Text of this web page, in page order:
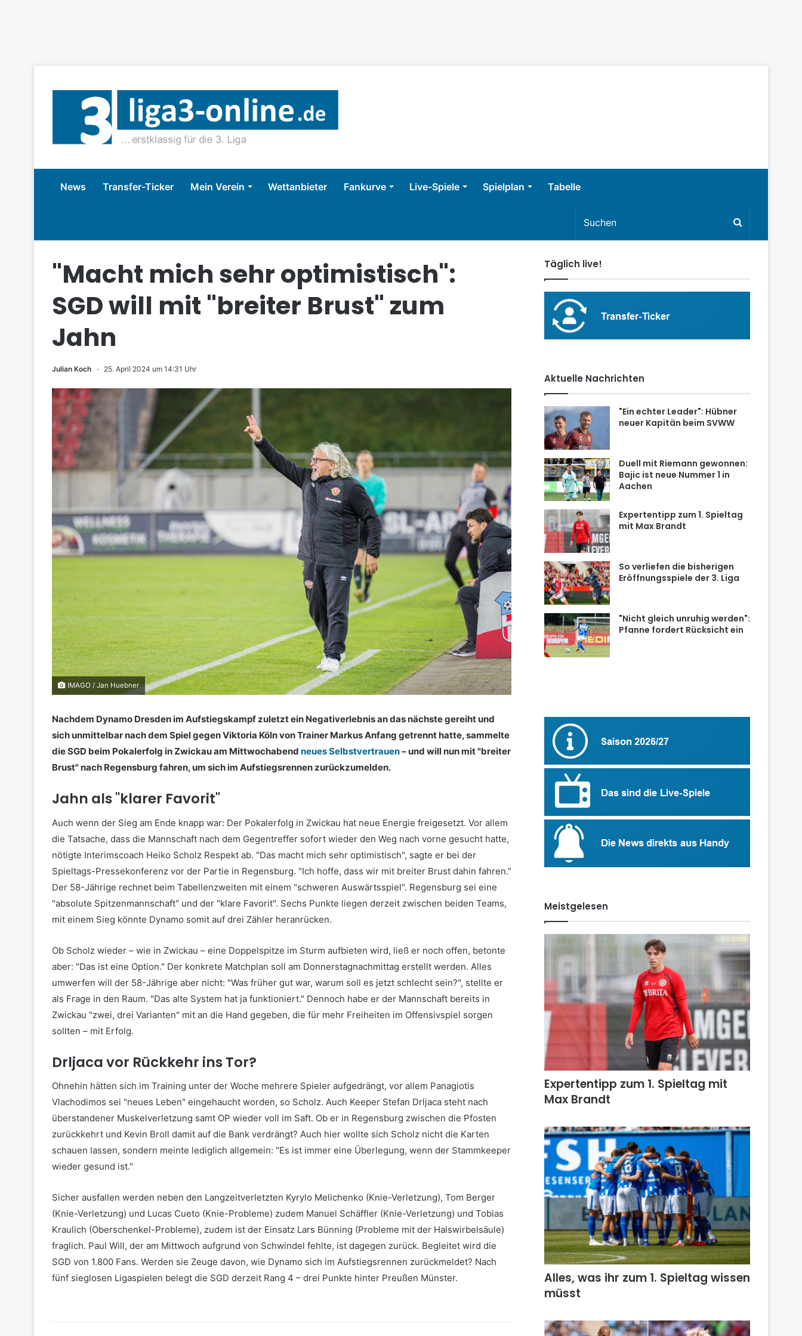
News Transfer-Ticker Mein Verein Wettanbieter Fankurve Live-Spiele Spielplan Tabelle
"Macht mich sehr optimistisch":
SGD will mit "breiter Brust" zum
Jahn
Julian Koch 25. April 2024 um 14:31 Uhr
IMAGO / Jan Huebner
Nachdem Dynamo Dresden im Aufstiegskampf zuletzt ein Negativerlebnis an das nächste gereiht und
sich unmittelbar nach dem Spiel gegen Viktoria Köln von Trainer Markus Anfang getrennt hatte, sammelte
die SGD beim Pokalerfolg in Zwickau am Mittwochabend neues Selbstvertrauen– und will nun mit "breiter
Brust" nach Regensburg fahren, um sich im Aufstiegsrennen zurückzumelden.
Jahn als "klarer Favorit"
Auch wenn der Sieg am Ende knapp war: Der Pokalerfolg in Zwickau hat neue Energie freigesetzt. Vor allem
die Tatsache, dass die Mannschaft nach dem Gegentreffer sofort wieder den Weg nach vorne gesucht hatte,
nötigte Interimscoach Heiko Scholz Respekt ab. "Das macht mich sehr optimistisch", sagte er bei der
Spieltags-Pressekonferenz vor der Partie in Regensburg. "Ich hoffe, dass wir mit breiter Brust dahin fahren."
Der 58-Jährige rechnet beim Tabellenzweiten mit einem "schweren Auswärtsspiel". Regensburg sei eine
"absolute Spitzenmannschaft" und der "klare Favorit". Sechs Punkte liegen derzeit zwischen beiden Teams,
mit einem Sieg könnte Dynamo somit auf drei Zähler heranrücken.
Ob Scholz wieder – wie in Zwickau – eine Doppelspitze im Sturm aufbieten wird, ließ er noch offen, betonte
aber: "Das ist eine Option." Der konkrete Matchplan soll am Donnerstagnachmittag erstellt werden. Alles
umwerfen will der 58-Jährige aber nicht: "Was früher gut war, warum soll es jetzt schlecht sein?", stellte er
als Frage in den Raum. "Das alte System hat ja funktioniert." Dennoch habe er der Mannschaft bereits in
Zwickau "zwei, drei Varianten" mit an die Hand gegeben, die für mehr Freiheiten im Offensivspiel sorgen
sollten – mit Erfolg.
Drljaca vor Rückkehr ins Tor?
Ohnehin hätten sich im Training unter der Woche mehrere Spieler aufgedrängt, vor allem Panagiotis
Vlachodimos sei "neues Leben" eingehaucht worden, so Scholz. Auch Keeper Stefan Drljaca steht nach
überstandener Muskelverletzung samt OP wieder voll im Saft. Ob er in Regensburg zwischen die Pfosten
zurückkehrt und Kevin Broll damit auf die Bank verdrängt? Auch hier wollte sich Scholz nicht die Karten
schauen lassen, sondern meinte lediglich allgemein: "Es ist immer eine Überlegung, wenn der Stammkeeper
wieder gesund ist."
Sicher ausfallen werden neben den Langzeitverletzten Kyrylo Melichenko (Knie-Verletzung), Tom Berger
(Knie-Verletzung) und Lucas Cueto (Knie-Probleme) zudem Manuel Schäffler (Knie-Verletzung) und Tobias
Kraulich (Oberschenkel-Probleme), zudem ist der Einsatz Lars Bünning (Probleme mit der Halswirbelsäule)
fraglich. Paul Will, der am Mittwoch aufgrund von Schwindel fehlte, ist dagegen zurück. Begleitet wird die
SGD von 1.800 Fans. Werden sie Zeuge davon, wie Dynamo sich im Aufstiegsrennen zurückmeldet? Nach
fünf sieglosen Ligaspielen belegt die SGD derzeit Rang 4 – drei Punkte hinter Preußen Münster.
Täglich live!
Aktuelle Nachrichten
"Ein echter Leader": Hübner
neuer Kapitän beim SVWW
Duell mit Riemann gewonnen:
Bajic ist neue Nummer 1 in
Aachen
Expertentipp zum 1. Spieltag
mit Max Brandt
So verliefen die bisherigen
Eröffnungsspiele der 3. Liga
"Nicht gleich unruhig werden":
Pfanne fordert Rücksicht ein
Meistgelesen
Expertentipp zum 1. Spieltag mit
Max Brandt
Alles, was ihr zum 1. Spieltag wissen
müsst